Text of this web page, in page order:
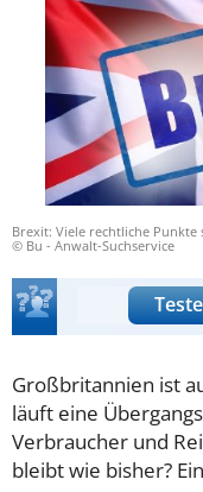
Brexit: Viele rechtliche
© Bu - Anwalt-Suchservice
Großbritannien ist
läuft eine
Verbraucher und
bleibt wie bisher?